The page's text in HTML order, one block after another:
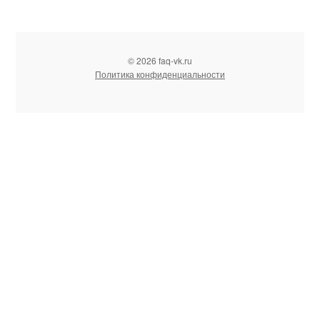
© 2026 faq-vk.ru
Политика конфиденциальности